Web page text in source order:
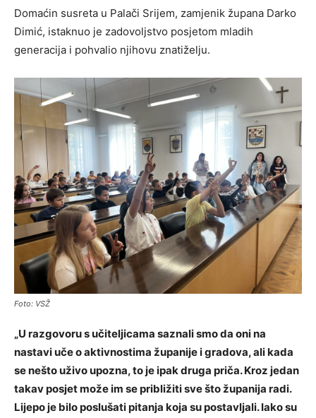
Domaćin susreta u Palači Srijem, zamjenik župana Darko
Dimić, istaknuo je zadovoljstvo posjetom mladih
generacija i pohvalio njihovu znatiželju.
Foto: VSŽ
„U razgovoru s učiteljicama saznali smo da oni na
nastavi uče o aktivnostima županije i gradova, ali kada
se nešto uživo upozna, to je ipak druga priča. Kroz jedan
takav posjet može im se približiti sve što županija radi.
Lijepo je bilo poslušati pitanja koja su postavljali. Iako su